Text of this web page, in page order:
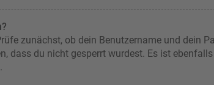
zunächst, ob dein Benutzername und dein
dass du nicht gesperrt wurdest. Es ist